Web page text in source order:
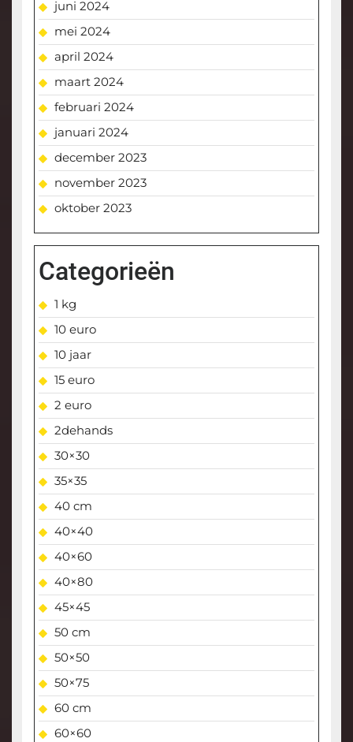
juni 2024
mei 2024
april 2024
maart 2024
februari 2024
januari 2024
december 2023
november 2023
oktober 2023
Categorieën
1 kg
10 euro
10 jaar
15 euro
2 euro
2dehands
30×30
35×35
40 cm
40×40
40×60
40×80
45×45
50 cm
50×50
50×75
60 cm
60×60